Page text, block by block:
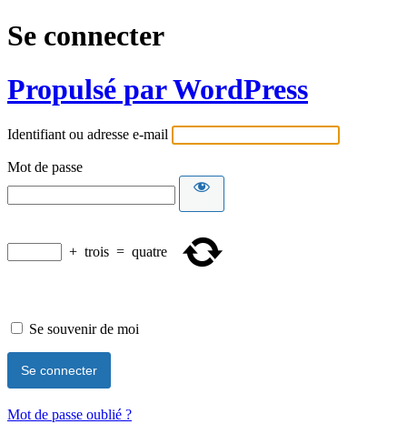
Se connecter
Propulsé par WordPress
Identifiant ou adresse e-mail
Mot de passe
+ trois = quatre
Se souvenir de moi
Mot de passe oublié ?